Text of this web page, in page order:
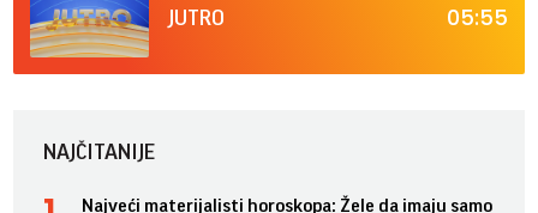
JUTRO 05:55
NAJČITANIJE
Najveći materijalisti horoskopa: Žele da imaju samo